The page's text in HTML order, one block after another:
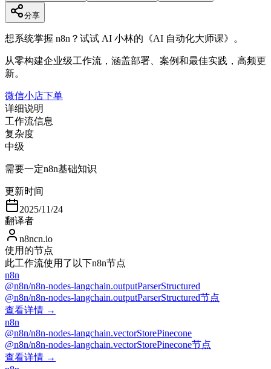
分享
想系统掌握 n8n？试试 AI 小林的《AI 自动化大师课》。
从零构建企业级工作流，涵盖部署、案例和最佳实践，高频更
新。
微信小店下单
详细说明
工作流信息
复杂度
中级
需要一定n8n基础知识
更新时间
2025/11/24
翻译者
n8ncn.io
使用的节点
此工作流使用了以下n8n节点
n8n
@n8n/n8n-nodes-langchain.outputParserStructured
@n8n/n8n-nodes-langchain.outputParserStructured节点
查看详情 →
n8n
@n8n/n8n-nodes-langchain.vectorStorePinecone
@n8n/n8n-nodes-langchain.vectorStorePinecone节点
查看详情 →